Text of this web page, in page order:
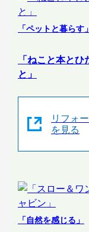
「ペットと暮らす」
「ねこと本とひ
と」
リフォ
を見る
「自然を感じる」